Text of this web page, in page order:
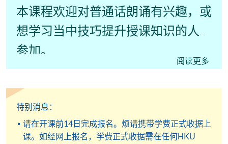
本课程欢迎对普通话朗诵有兴趣，或
想学习当中技巧提升授课知识的人士
参加。
阅读更多
特别消息：
请在开课前14日完成报名。烦请携带学费正式收据上
课。如经网上报名，学费正式收据需在任何HKU